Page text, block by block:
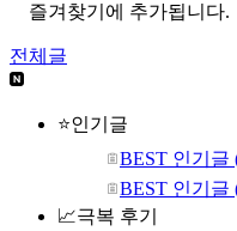
즐겨찾기에 추가됩니다.
전체글
⭐인기글
BEST 인기글
BEST 인기글
📈극복 후기